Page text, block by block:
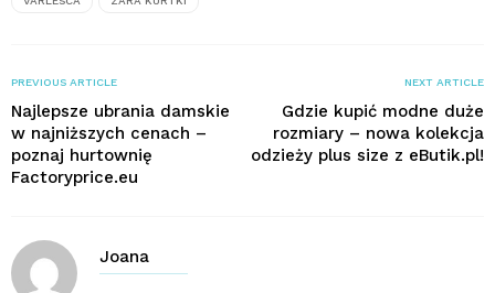
PREVIOUS ARTICLE
Najlepsze ubrania damskie
w najniższych cenach –
poznaj hurtownię
Factoryprice.eu
NEXT ARTICLE
Gdzie kupić modne duże
rozmiary – nowa kolekcja
odzieży plus size z eButik.pl!
Joana